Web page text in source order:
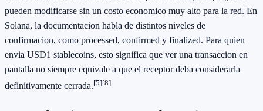
pueden modificarse sin un costo economico muy alto para la red. En
Solana, la documentacion habla de distintos niveles de
confirmacion, como processed, confirmed y finalized. Para quien
envia USD1 stablecoins, esto significa que ver una transaccion en
pantalla no siempre equivale a que el receptor deba considerarla
definitivamente cerrada.[5][8]